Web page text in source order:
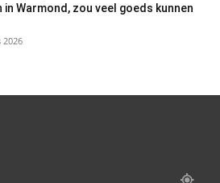
in Warmond, zou veel goeds kunnen
2026